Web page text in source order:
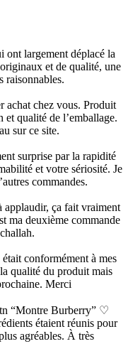
ont largement déplacé la
et de qualité, une
raisonnables.
achat chez vous. Produit
qualité de l’emballage.
sur ce site.
surprise par la rapidité
et votre sériosité. Je
commandes.
applaudir, ça fait vraiment
ma deuxième commande
conformément à mes
qualité du produit mais
Merci
“Montre Burberry” ♡
étaient réunis pour
agréables. À très